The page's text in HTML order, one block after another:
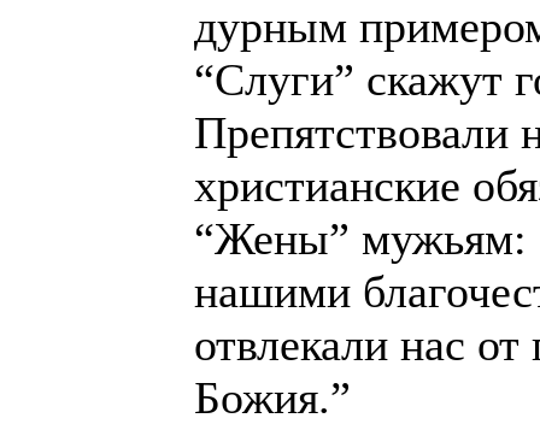
дурным
“Слуги” скажут
Препятствовали
христианские
“Жены” мужьям:
нашими
отвлекали нас
Божия.”